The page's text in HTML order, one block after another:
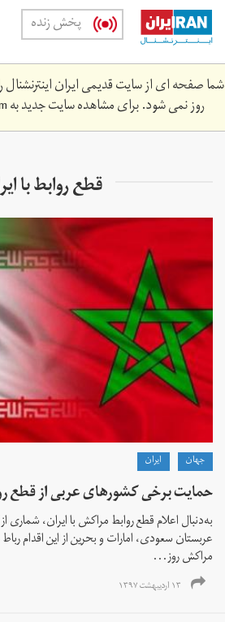
Skip
main
content
پخش زنده
شما صفحه ای از سایت قدیمی ایران
روز نمی شود. برای مشاهده سایت جدید به
قطع روابط با
جهان ايران
حمایت برخی کشورهای عربی از قطع
به‌دنبال اعلام قطع روابط مراکش با ایران، شماری
عربستان سعودی، امارات و بحرین از این اقدام
مراکش روز...
۱۳ اردیبهشت ۱۳۹۷